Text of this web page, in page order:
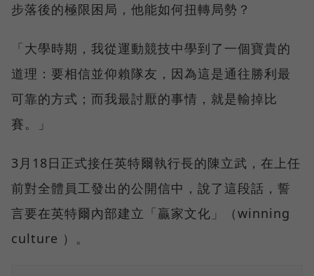
步落後的極限困局，他能如何扭轉局勢？
「大學時期，我從運動競技中學到了一個寶貴的
道理：要相信並仰賴隊友，因為這是通往勝利最
可靠的方式；而我最討厭的事情，就是輸掉比
賽。」
3月18日正式接任英特爾執行長的陳立武，在上任
前對全體員工發出的公開信中，說了這段話，誓
言要在英特爾內部建立「贏家文化」（winning
culture ）。